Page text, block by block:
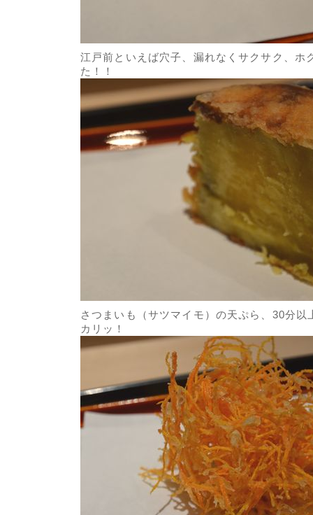
江戸前といえば穴子、漏れなくサクサク、ホ
た！！
さつまいも（サツマイモ）の天ぷら、30分以
カリッ！